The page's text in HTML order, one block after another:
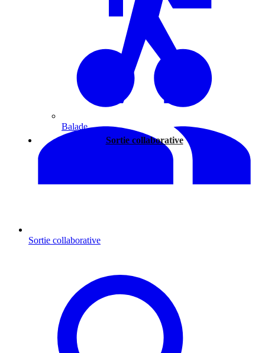
Balade
Sortie collaborative
Sortie collaborative